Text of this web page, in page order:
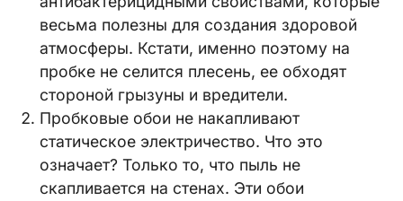
весьма полезны для создания здоровой
атмосферы. Кстати, именно поэтому на
пробке не селится плесень, ее обходят
стороной грызуны и вредители.
Пробковые обои не накапливают
статическое электричество. Что это
означает? Только то, что пыль не
скапливается на стенах. Эти обои